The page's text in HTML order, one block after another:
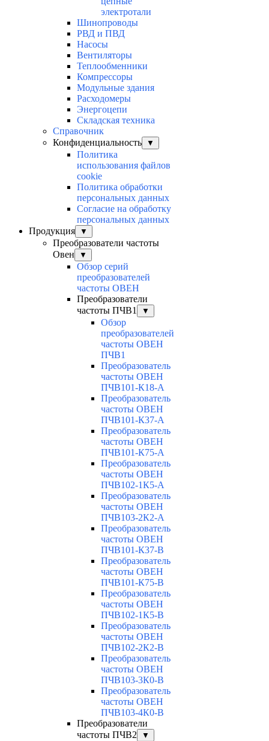
электротали
Шинопроводы
РВД и ПВД
Насосы
Вентиляторы
Теплообменники
Компрессоры
Модульные здания
Расходомеры
Энергоцепи
Складская техника
Справочник
Конфиденциальность
▼
Политика
использования файлов
cookie
Политика обработки
персональных данных
Согласие на обработку
персональных данных
Продукция
▼
Преобразователи частоты
Овен
▼
Обзор серий
преобразователей
частоты ОВЕН
Преобразователи
частоты ПЧВ1
▼
Обзор
преобразователей
частоты ОВЕН
ПЧВ1
Преобразователь
частоты ОВЕН
ПЧВ101-К18-А
Преобразователь
частоты ОВЕН
ПЧВ101-К37-А
Преобразователь
частоты ОВЕН
ПЧВ101-К75-А
Преобразователь
частоты ОВЕН
ПЧВ102-1К5-А
Преобразователь
частоты ОВЕН
ПЧВ103-2К2-А
Преобразователь
частоты ОВЕН
ПЧВ101-К37-В
Преобразователь
частоты ОВЕН
ПЧВ101-К75-В
Преобразователь
частоты ОВЕН
ПЧВ102-1К5-В
Преобразователь
частоты ОВЕН
ПЧВ102-2К2-В
Преобразователь
частоты ОВЕН
ПЧВ103-3К0-В
Преобразователь
частоты ОВЕН
ПЧВ103-4К0-В
Преобразователи
частоты ПЧВ2
▼